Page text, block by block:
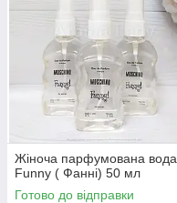
Жіноча парфумована вода
Funny ( Фанні) 50 мл
Готово до відправки